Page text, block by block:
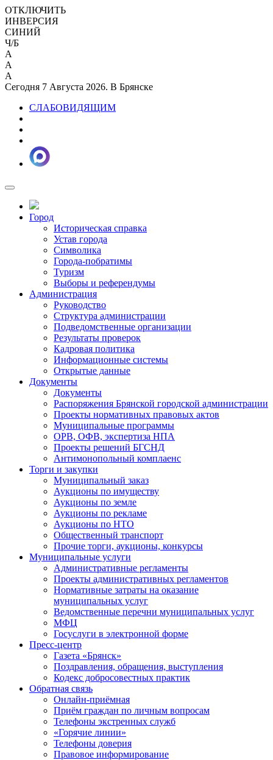
ОТКЛЮЧИТЬ
ИНВЕРСИЯ
СИНИЙ
Ч/Б
A
A
A
Сегодня 7 Августа 2026. В Брянске
СЛАБОВИДЯЩИМ
Город
Историческая справка
Устав города
Символика
Города-побратимы
Туризм
Выборы и референдумы
Администрация
Руководство
Структура администрации
Подведомственные организации
Результаты проверок
Кадровая политика
Информационные системы
Открытые данные
Документы
Документы
Распоряжения Брянской городской администрации
Проекты нормативных правовых актов
Муниципальные программы
ОРВ, ОФВ, экспертиза НПА
Проекты решений БГСНД
Антимонопольный комплаенс
Торги и закупки
Муниципальный заказ
Аукционы по имуществу
Аукционы по земле
Аукционы по рекламе
Аукционы по НТО
Общественный транспорт
Прочие торги, аукционы, конкурсы
Муниципальные услуги
Административные регламенты
Проекты административных регламентов
Нормативные затраты на оказание
муниципальных услуг
Ведомственные перечни муниципальных услуг
МФЦ
Госуслуги в электронной форме
Пресс-центр
Газета «Брянск»
Поздравления, обращения, выступления
Кодекс добросовестных практик
Обратная связь
Онлайн-приёмная
Приём граждан по личным вопросам
Телефоны экстренных служб
«Горячие линии»
Телефоны доверия
Правовое информирование